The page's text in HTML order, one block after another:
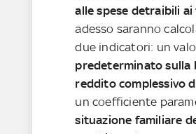
alle spese detraibili
adesso saranno
due indicatori: un
predeterminato sulla
reddito complessivo
un coefficiente
situazione familiare